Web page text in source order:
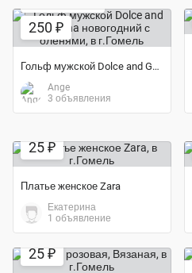
250 ₽
Гольф мужской Dolce and Gabbana новогодний с оленями
Ange
3 объявления
25 ₽
Платье женское Zara
Екатерина
1 объявление
25 ₽